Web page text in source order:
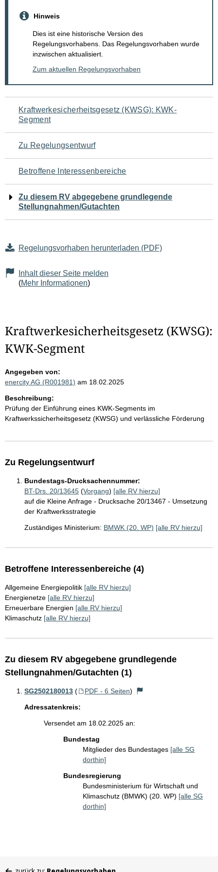
Hinweis
Dies ist eine historische Version des
Regelungsvorhabens. Das Regelungsvorhaben wurde
inzwischen aktualisiert.
Zum aktuellen Regelungsvorhaben
Navigation
für
den
Seiteninhalt
Kraftwerkesicherheitsgesetz (KWSG): KWK-
Segment
Zu Regelungsentwurf
Betroffene Interessenbereiche
Zu diesem RV abgegebene grundlegende
Stellungnahmen/Gutachten
Regelungsvorhaben herunterladen (PDF)
Inhalt dieser Seite melden
(Mehr Informationen)
Kraftwerkesicherheitsgesetz (KWSG):
KWK-Segment
Angegeben von:
enercity AG (R001981) am 18.02.2025
Beschreibung:
Prüfung der Einführung eines KWK-Segments im
Kraftwerkssicherheitsgesetz (KWSG) und verlässliche Förderung
Zu Regelungsentwurf
Bundestags-Drucksachennummer:
BT-Drs. 20/13645 (Vorgang) [alle RV hierzu]
auf die Kleine Anfrage - Drucksache 20/13467 - Umsetzung
der Kraftwerksstrategie
Zuständiges Ministerium: BMWK (20. WP) [alle RV hierzu]
Betroffene Interessenbereiche (4)
Allgemeine Energiepolitik [alle RV hierzu]
Energienetze [alle RV hierzu]
Erneuerbare Energien [alle RV hierzu]
Klimaschutz [alle RV hierzu]
Zu diesem RV abgegebene grundlegende
Stellungnahmen/Gutachten (1)
SG2502180013 ( PDF - 6 Seiten)
Adressatenkreis:
Versendet am 18.02.2025 an:
Bundestag
Mitglieder des Bundestages [alle SG
dorthin]
Bundesregierung
Bundesministerium für Wirtschaft und
Klimaschutz (BMWK) (20. WP) [alle SG
dorthin]